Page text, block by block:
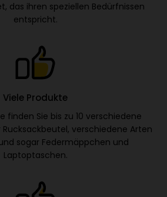
das ihren speziellen Bedürfnissen
entspricht.
Viele Produkte
finden Sie bis zu 10 verschiedene
verschiedene Arten
sogar Federmäppchen und
Laptoptaschen.